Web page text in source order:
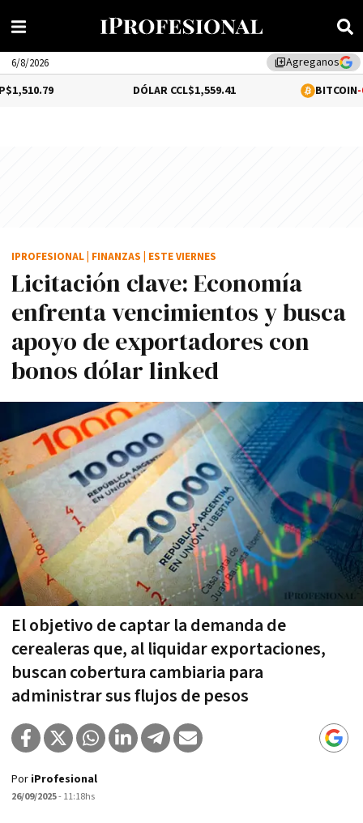
library_addAgreganos
6/8/2026
$1,559.41 -0.02%
Licitación clave: Economía
enfrenta vencimientos y busca
apoyo de exportadores con
bonos dólar linked
El objetivo de captar la demanda de
cerealeras que, al liquidar exportaciones,
buscan cobertura cambiaria para
administrar sus flujos de pesos
IPROFESIONAL FINANZAS ESTE VIERNES
Por iProfesional
26/09/2025- 11:18hs